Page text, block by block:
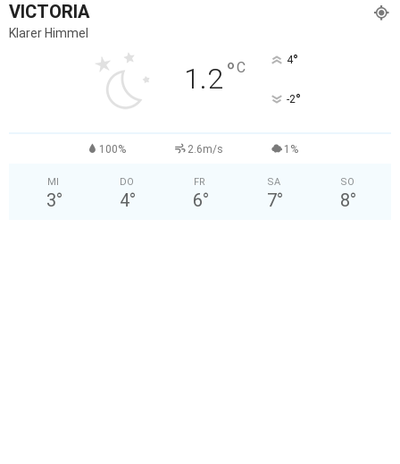
VICTORIA
Klarer Himmel
1.2°C 4°
-2°
100% 2.6m/s 1%
MI
3°
DO
4°
FR
6°
SA
7°
SO
8°